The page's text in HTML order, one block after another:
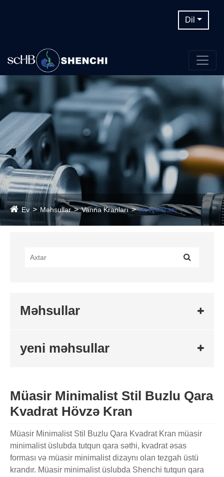
Dil
Ev Məhsullar Vanna Kranları Hövzə kranı
Məhsullar
yeni məhsullar
Müasir Minimalist Stil Buzlu Qara
Kvadrat Hövzə Kran
Müasir Minimalist Stil Buzlu Qara Kvadrat Kran müasir
minimalist üslubda tutqun qara səthi, kvadrat əsas
forması və müasir minimalist dizaynı olan tezgah üstü
krandır. Müasir minimalist üslubda Shenchi tutqun qara